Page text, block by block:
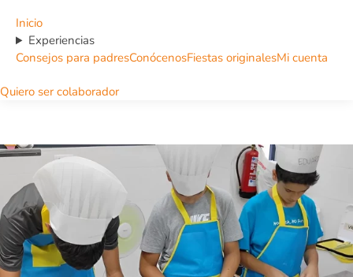
Inicio
Experiencias
Consejos para padresConócenosFiestas originalesMi cuenta
Quiero ser colaborador